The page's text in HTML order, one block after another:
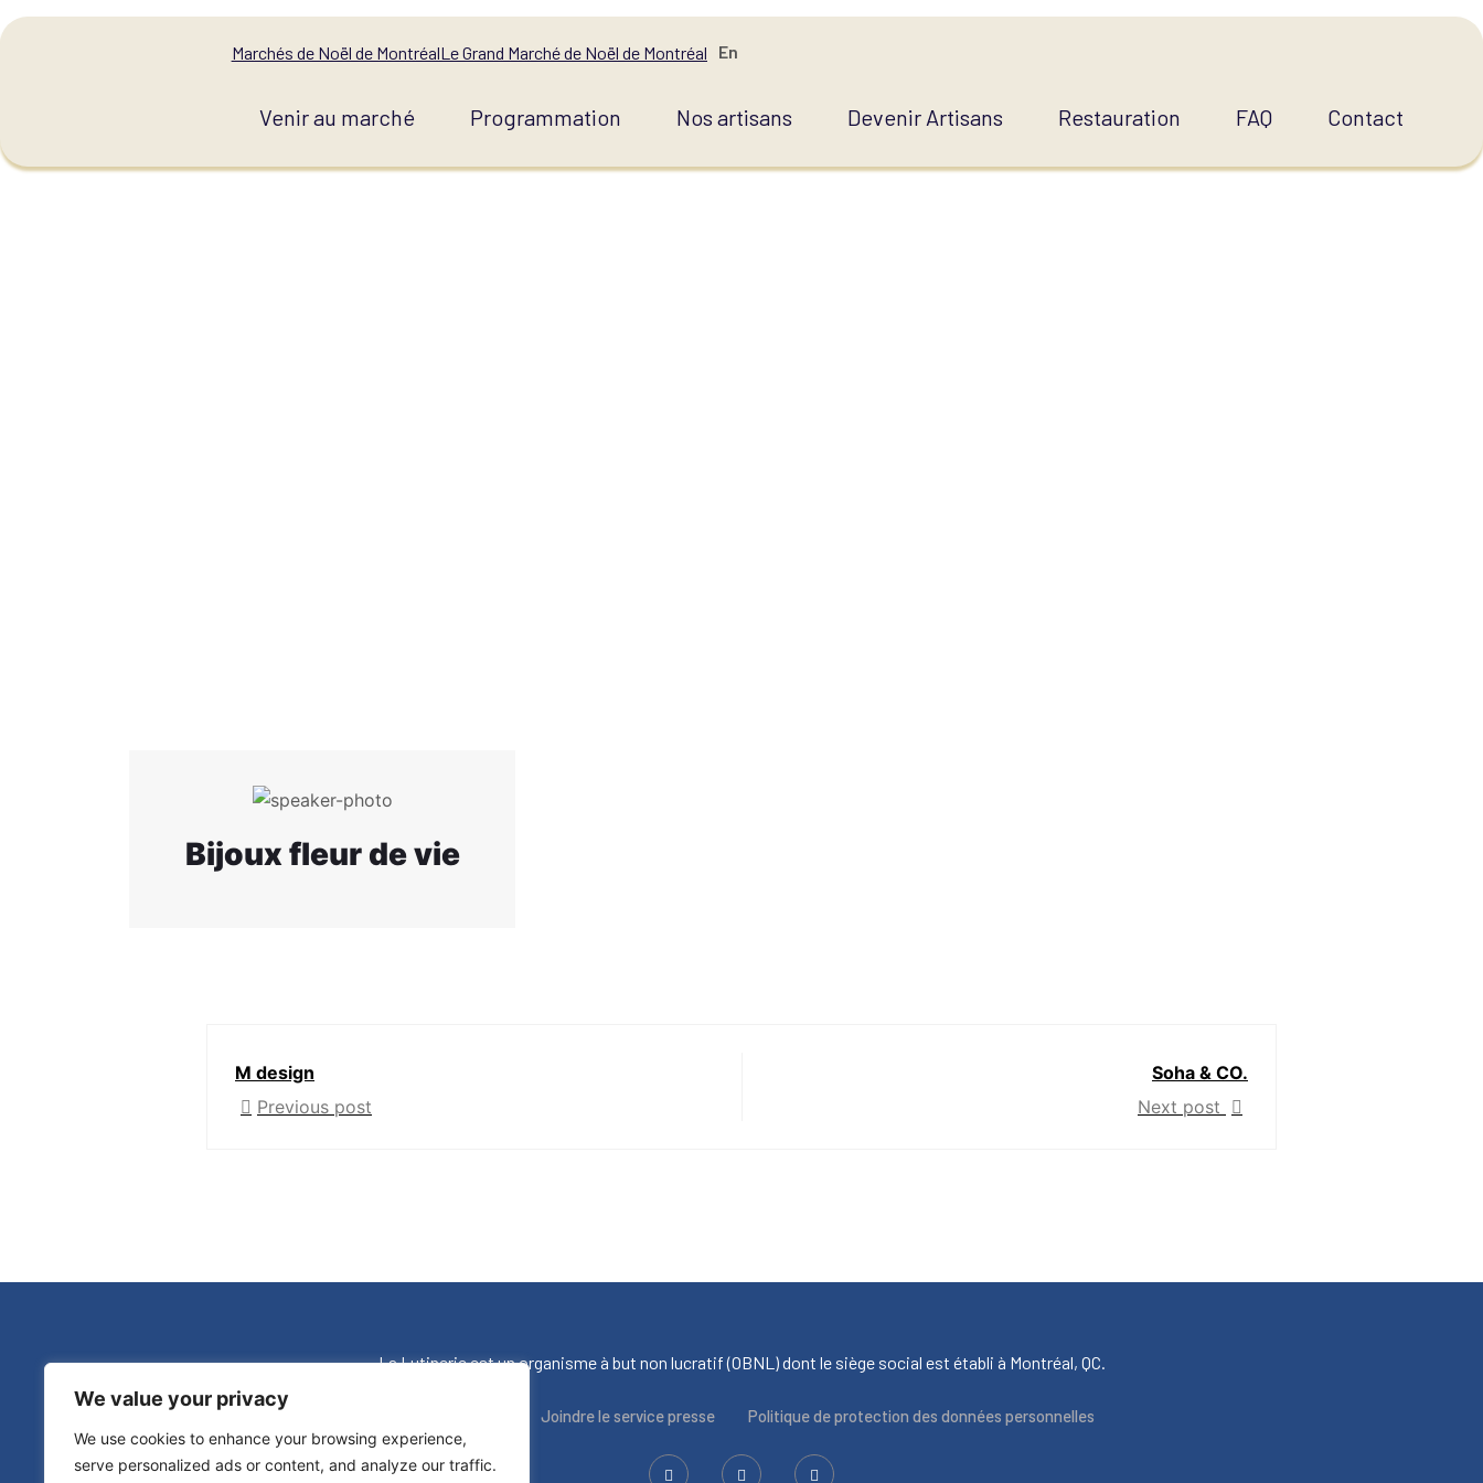
We value your privacy
We use cookies to enhance your browsing experience,
serve personalized ads or content, and analyze our traffic.
Marchés de Noël de MontréalLe Grand Marché de Noël de Montréal En
Venir au marché Programmation Nos artisans Devenir Artisans Restauration FAQ Contact
Bijoux fleur de vie
M design
Previous post
Soha & CO.
Next post
La Lutinerie est un organisme à but non lucratif (OBNL) dont le siège social est établi à Montréal, QC.
Joindre le service presse Politique de protection des données personnelles